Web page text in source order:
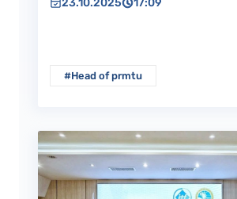
23.10.2025 17:09
#Head of prmtu